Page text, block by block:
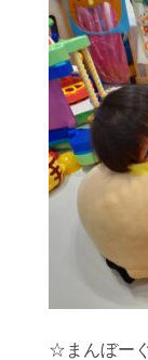
☆まんぼー